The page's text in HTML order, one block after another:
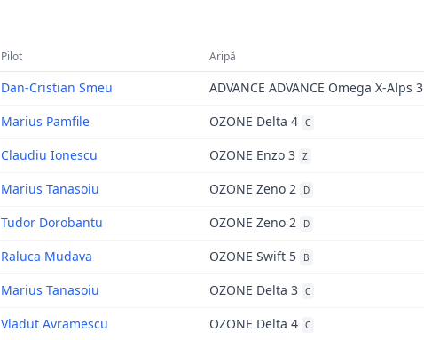
Pilot Aripă
Dan-Cristian Smeu ADVANCE ADVANCE Omega X-Alps 3
Marius Pamfile OZONE Delta 4 C
Claudiu Ionescu OZONE Enzo 3 Z
Marius Tanasoiu OZONE Zeno 2 D
Tudor Dorobantu OZONE Zeno 2 D
Raluca Mudava OZONE Swift 5 B
Marius Tanasoiu OZONE Delta 3 C
Vladut Avramescu OZONE Delta 4 C